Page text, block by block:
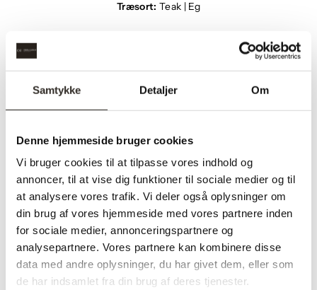
Samtykke Detaljer Om
Denne hjemmeside bruger cookies
Vi bruger cookies til at tilpasse vores indhold og
annoncer, til at vise dig funktioner til sociale medier og til
at analysere vores trafik. Vi deler også oplysninger om
din brug af vores hjemmeside med vores partnere inden
for sociale medier, annonceringspartnere og
analysepartnere. Vores partnere kan kombinere disse
data med andre oplysninger, du har givet dem, eller som
de har indsamlet fra din brug af deres tjenester.
Træsort: Teak | Eg
Måske du også kan lide?
Cutter garderobe